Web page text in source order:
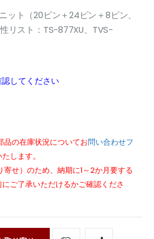
ット（20ピン＋24ピン＋8ピン、
リスト：TS-877XU、TVS-
してください
の在庫状況についてお問い合わせフ
します。
せ）のため、納期に1～2か月要する
ご了承いただけるかご確認くださ